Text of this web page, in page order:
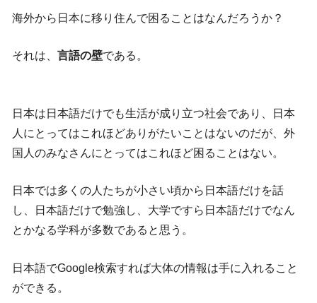
海外から日本に移り住んで困ることはなんだろうか？
それは、 言語の壁である。
日本は日本語だけでも生活が成り立つ社会であり、日本
人にとってはこれほどありがたいことはないのだが、外
国人のみなさんにとってはこれほど困ることはない。
日本では多くの人たちが小さい頃から日本語だけを話
し、日本語だけで勉強し、大学ですら日本語だけでなん
とかなる学科が多数であると思う。
日本語でGoogle検索すれば大体の情報は手に入れること
ができる。